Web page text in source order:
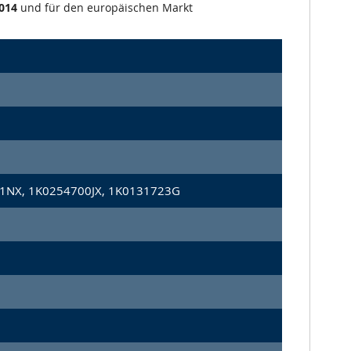
und für den europäischen Markt
1K0254700JX, 1K0131723G